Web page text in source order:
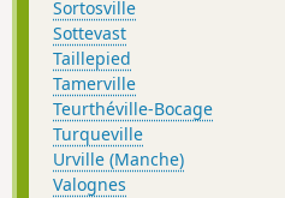
Sortosville
Sottevast
Taillepied
Tamerville
Teurthéville-Bocage
Turqueville
Urville (Manche)
Valognes